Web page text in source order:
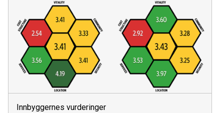
Innbyggernes vurderinger